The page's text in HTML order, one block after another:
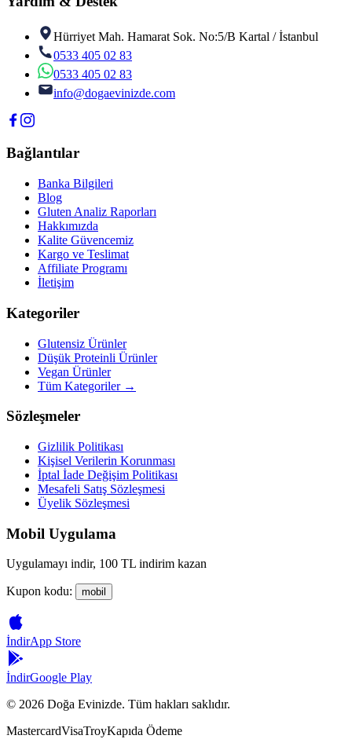
Hürriyet Mah. Hamarat Sok. No:5/B Kartal / İstanbul
0533 405 02 83
0533 405 02 83
info@dogaevinizde.com
Bağlantılar
Banka Bilgileri
Blog
Gluten Analiz Raporları
Hakkımızda
Kalite Güvencemiz
Kargo ve Teslimat
Affiliate Programı
İletişim
Kategoriler
Glutensiz Ürünler
Düşük Proteinli Ürünler
Vegan Ürünler
Tüm Kategoriler →
Sözleşmeler
Gizlilik Politikası
Kişisel Verilerin Korunması
İptal İade Değişim Politikası
Mesafeli Satış Sözleşmesi
Üyelik Sözleşmesi
Mobil Uygulama
Uygulamayı indir, 100 TL indirim kazan
Kupon kodu: mobil
İndirApp Store
İndirGoogle Play
© 2026 Doğa Evinizde. Tüm hakları saklıdır.
MastercardVisaTroyKapıda Ödeme